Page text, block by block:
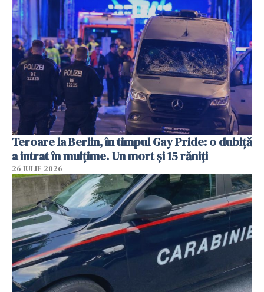
Teroare la Berlin, în timpul Gay Pride: o dubiță
a intrat în mulțime. Un mort și 15 răniți
26 IULIE 2026